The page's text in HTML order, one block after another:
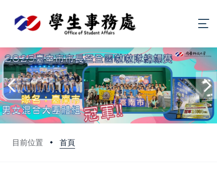
目前位置 首頁